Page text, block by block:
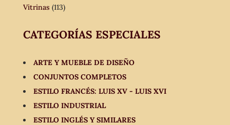
Vitrinas (113)
CATEGORÍAS ESPECIALES
ARTE Y MUEBLE DE DISEÑO
CONJUNTOS COMPLETOS
ESTILO FRANCÉS: LUIS XV - LUIS XVI
ESTILO INDUSTRIAL
ESTILO INGLÉS Y SIMILARES